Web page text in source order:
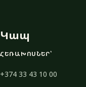
Կապ
ՀԵՌԱԽՈՍՆԵՐ՝
+374 33 43 10 00